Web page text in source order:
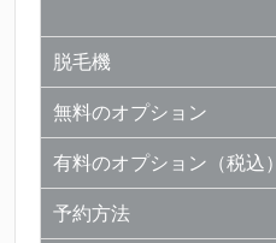
脱毛機
無料のオプション
有料のオプション（税込）
予約方法